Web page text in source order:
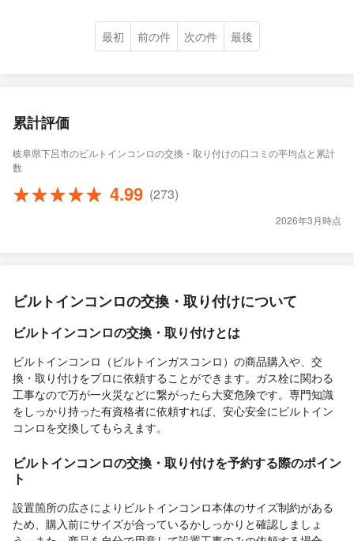
最初 前の件 次の件 最後
累計評価
岐阜県下呂市のビルトインコンロの交換・取り付けの口コミの平均点と累計
数
4.99 (273)
2026年3月時点
ビルトインコンロの交換・取り付けについて
ビルトインコンロの交換・取り付けとは
ビルトインコンロ（ビルトインガスコンロ）の商品購入や、交
換・取り付けをプロに依頼することができます。ガス栓に関わる
工事なので万が一火災などに繋がったら大変危険です。専門知識
をしっかり持った有資格者に依頼すれば、安心安全にビルトイン
コンロを交換してもらえます。
ビルトインコンロの交換・取り付けを予約する際のポイン
ト
設置箇所の広さによりビルトインコンロ本体のサイズ制約がある
ため、購入前にサイズが合っているかしっかりと確認しましょ